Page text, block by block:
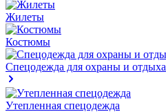
Жилеты
Костюмы
Спецодежда для охраны и отдыха
Утепленная спецодежда